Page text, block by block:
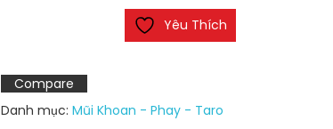
TAP
số
lượng
Yêu Thích
Compare
Danh mục: Mũi Khoan - Phay - Taro